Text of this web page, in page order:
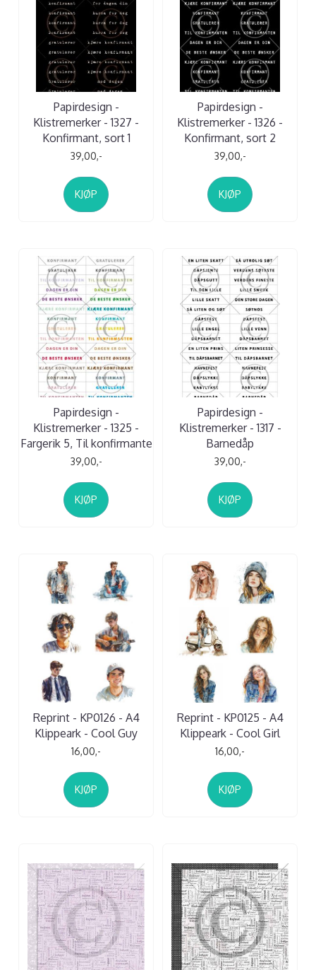
Papirdesign -
Klistremerker - 1327 -
Konfirmant, sort 1
39,00,-
KJØP
Papirdesign -
Klistremerker - 1326 -
Konfirmant, sort 2
39,00,-
KJØP
Papirdesign -
Klistremerker - 1325 -
Fargerik 5, Til konfirmante
39,00,-
KJØP
Papirdesign -
Klistremerker - 1317 -
Barnedåp
39,00,-
KJØP
Reprint - KP0126 - A4
Klippeark - Cool Guy
16,00,-
KJØP
Reprint - KP0125 - A4
Klippeark - Cool Girl
16,00,-
KJØP